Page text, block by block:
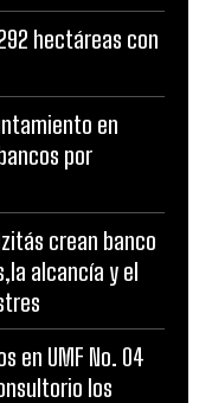
hectáreas con
en
por
crean banco
alcancía y el
en UMF No. 04
los